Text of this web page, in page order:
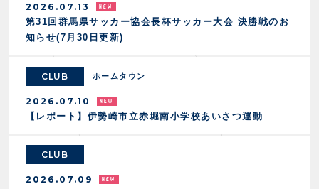
2026.07.13
第31回群馬県サッカー協会長杯サッカー大会 決勝戦のお
知らせ(7月30日更新)
CLUB ホームタウン
2026.07.10
【レポート】伊勢崎市立赤堀南小学校あいさつ運動
CLUB
2026.07.09